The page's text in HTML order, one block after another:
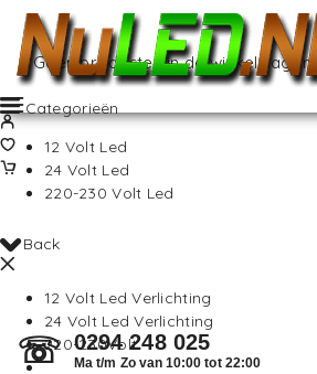
Geen producten in de winkelwagen.
Back
12 Volt Led Verlichting
24 Volt Led Verlichting
220-230Volt
Categorieën
12 Volt Led
24 Volt Led
220-230 Volt Led
☏ 0294 248 025
Ma t/m Zo van 10:00 tot 22:00